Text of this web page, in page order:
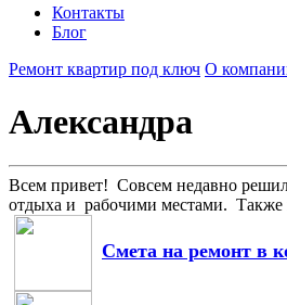
Контакты
Блог
Ремонт квартир под ключ О
Александра
Всем привет! Совсем недавно
отдыха и рабочими местами. Также
Смета на ремонт в